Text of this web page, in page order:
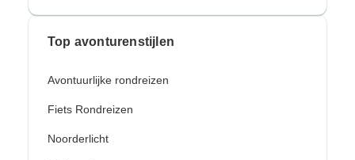
Top avonturenstijlen
Avontuurlijke rondreizen
Fiets Rondreizen
Noorderlicht